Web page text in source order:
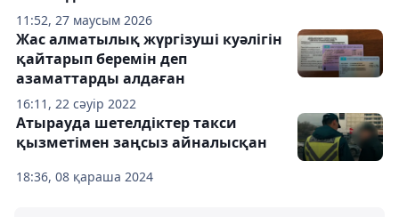
11:52, 27 маусым 2026
16:11, 22 сәуір 2022
Жас алматылық жүргізуші куәлігін
қайтарып беремін деп
азаматтарды алдаған
18:36, 08 қараша 2024
Атырауда шетелдіктер такси
қызметімен заңсыз айналысқан